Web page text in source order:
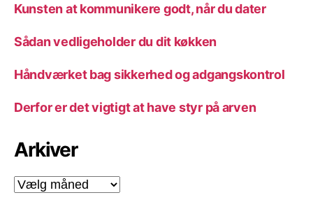
Kunsten at kommunikere godt, når du dater
Sådan vedligeholder du dit køkken
Håndværket bag sikkerhed og adgangskontrol
Derfor er det vigtigt at have styr på arven
Arkiver
Arkiver